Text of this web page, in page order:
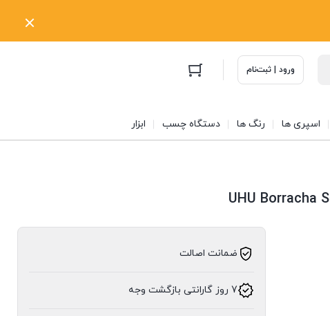
ورود | ثبت‌نام
اسپری ها رنگ ها دستگاه چسب ابزار
ضمانت اصالت
7 روز گارانتی بازگشت وجه